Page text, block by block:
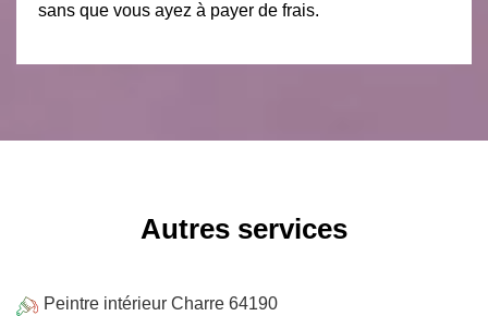
sans que vous ayez à payer de frais.
Autres services
Peintre intérieur Charre 64190